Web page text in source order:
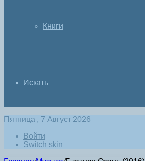
Книги
Искать
Пятница , 7 Август 2026
Войти
Switch skin